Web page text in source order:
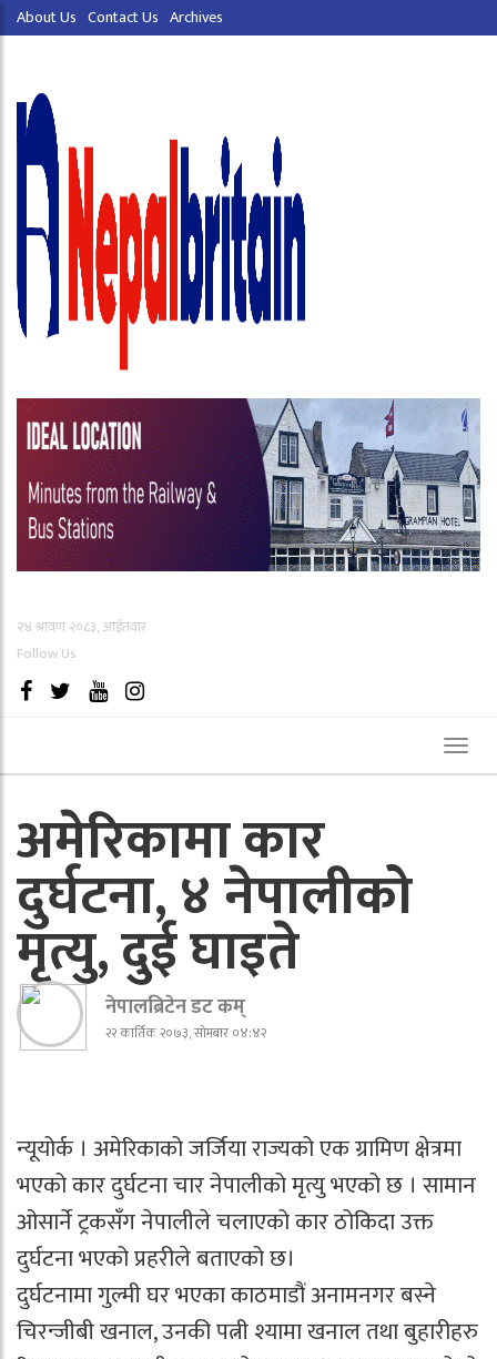
About Us Contact Us Archives
२४ श्रावण २०८३, आईतवार
Follow Us
अमेरिकामा कार
दुर्घटना, ४ नेपालीको
मृत्यु, दुई घाइते
नेपालब्रिटेन डट कम्
२२ कार्तिक २०७३, सोमबार ०४:४२
न्यूयोर्क । अमेरिकाको जर्जिया राज्यको एक ग्रामिण क्षेत्रमा
भएको कार दुर्घटना चार नेपालीको मृत्यु भएको छ । सामान
ओसार्ने ट्रकसँग नेपालीले चलाएको कार ठोकिदा उक्त
दुर्घटना भएको प्रहरीले बताएको छ।
दुर्घटनामा गुल्मी घर भएका काठमाडौं अनामनगर बस्ने
चिरन्जीबी खनाल, उनकी पत्नी श्यामा खनाल तथा बुहारीहरु